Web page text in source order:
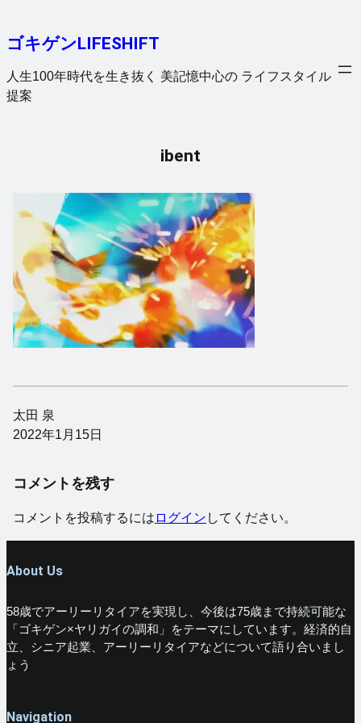
を
ス
キ
ゴキゲンLIFESHIFT
人生100年時代を生き抜く 美記憶中心の ライフスタイル
提案
ibent
太田 泉
2022年1月15日
コメントを残す
コメントを投稿するには ログイン してください。
About Us
58歳でアーリーリタイアを実現し、今後は75歳まで持続可能な
「ゴキゲン×ヤリガイの調和」をテーマにしています。経済的自
立、シニア起業、アーリーリタイアなどについて語り合いまし
ょう
Navigation